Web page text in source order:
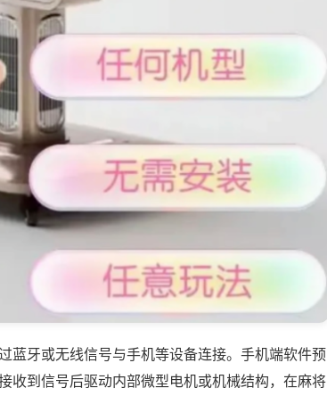
蓝牙或无线信号与手机等设备连接。手机端软件预
收到信号后驱动内部微型电机或机械结构，在麻将